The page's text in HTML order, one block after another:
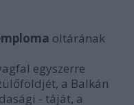
oltárának
egyszerre
a Balkán
- táját, a